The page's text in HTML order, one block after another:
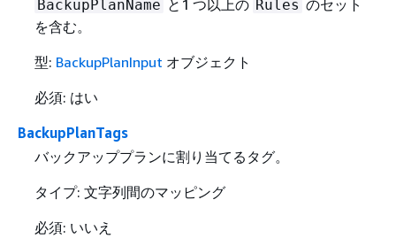
BackupPlanName と1 つ以上の Rules のセット
を含む。
型: BackupPlanInput オブジェクト
必須: はい
BackupPlanTags
バックアッププランに割り当てるタグ。
タイプ: 文字列間のマッピング
必須: いいえ